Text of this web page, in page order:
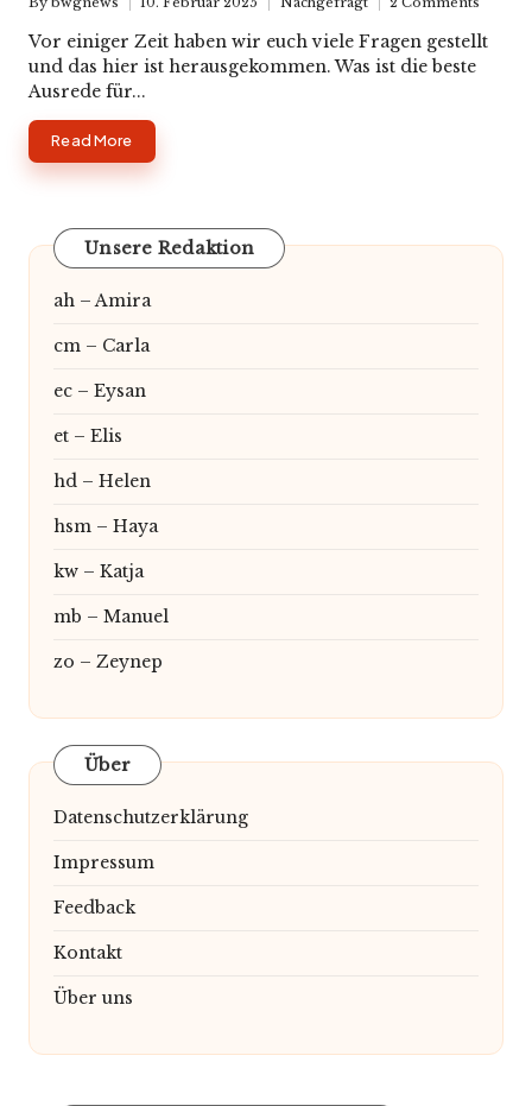
Posted
by
Posted
in
Vor einiger Zeit haben wir euch viele Fragen gestellt
und das hier ist herausgekommen. Was ist die beste
Ausrede für...
Read More
Unsere Redaktion
ah – Amira
cm – Carla
ec – Eysan
et – Elis
hd – Helen
hsm – Haya
kw – Katja
mb – Manuel
zo – Zeynep
Über
Datenschutzerklärung
Impressum
Feedback
Kontakt
Über uns